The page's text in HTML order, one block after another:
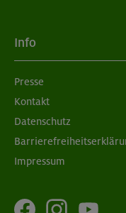
Info
Presse
Kontakt
Datenschutz
Impressum